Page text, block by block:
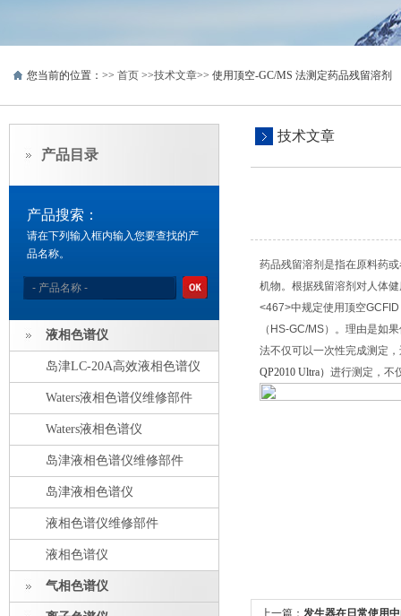
您当前的位置：>> 首页 >>技术文章>> 使用顶空-GC/MS 法测定药品残留溶剂
产品目录
产品搜索：
请在下列输入框内输入您要查找的产
品名称。
液相色谱仪
岛津LC-20A高效液相色谱仪
Waters液相色谱仪维修部件
Waters液相色谱仪
岛津液相色谱仪维修部件
岛津液相色谱仪
液相色谱仪维修部件
液相色谱仪
气相色谱仪
技术文章
药品残留溶剂是指在原料药
机物。根据残留溶剂对人体
<467>中规定使用顶空
（HS-GC/MS）。理由是如
法不仅可以一次性完成测定
QP2010 Ultra） 进行测定，不
上一篇： 发生器在日常使用